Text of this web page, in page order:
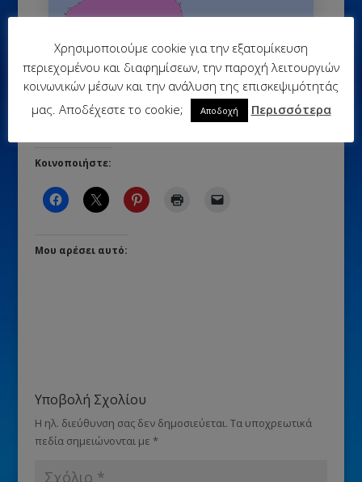
Πολυχάρτης Ωκεανίας 3 (πολιτικός,
Α.Ε.Π., πετρέλαιο, φυσικό αέριο,
συγκέντρωση πληθυσμού, κατανομή
πληθυσμού)
Κοινοποιήστε:
Μου αρέσει αυτό:
Υποβολή Σχολίου
Η ηλ. διεύθυνση σας δεν δημοσιεύεται. Τα υποχρεωτικά
πεδία σημειώνονται με *
Χρησιμοποιούμε cookie για την εξατομίκευση
περιεχομένου και διαφημίσεων, την παροχή λειτουργιών
κοινωνικών μέσων και την ανάλυση της επισκεψιμότητάς
μας. Αποδέχεστε το cookie;
Αποδοχή Περισσότερα